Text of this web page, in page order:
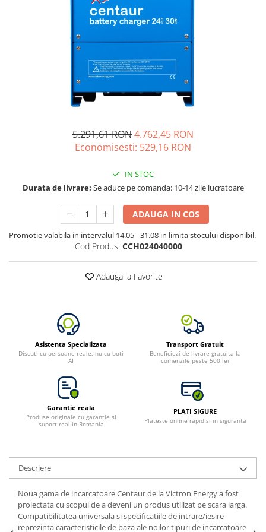
Acumulatori de stocare
Componente sisteme de balcon
5.291,61 RON4.762,45 RON
Economisesti: 529,16 RON
IN STOC
Durata de livrare: Se aduce pe comanda: 10-14 zile lucratoare
ADAUGA IN COS
Promotie valabila in intervalul 14.05 - 31.08 in limita stocului disponibil.
Cod Produs: CCH024040000
Adauga la Favorite
Asistenta Specializata
Discuti cu persoane reale, nu cu boti
AI
Transport Gratuit
Beneficiezi de livrare gratuita la
comenzile peste 500 lei
Garantie reala
Produse originale cu garantie si
suport real in Romania
PLATI SIGURE
Plateste online rapid si in siguranta
Descriere
Noua gama de incarcatoare Centaur de la Victron Energy a fost
proiectata cu scopul de a deveni un produs utilizat pe scara larga.
Compatibilitatea universala si specificatiile de intrare/iesire
reprezinta caracteristicile de baza ale noilor tipuri de incarcatoare